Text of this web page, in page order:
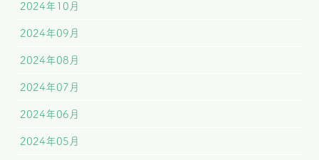
2024年10月
2024年09月
2024年08月
2024年07月
2024年06月
2024年05月